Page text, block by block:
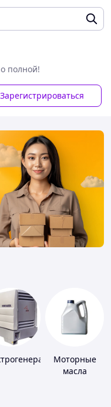
полной!
Зарегистрироваться
Моторные
масла